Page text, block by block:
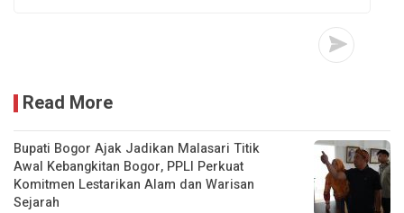
Read More
Bupati Bogor Ajak Jadikan Malasari Titik
Awal Kebangkitan Bogor, PPLI Perkuat
Komitmen Lestarikan Alam dan Warisan
Sejarah